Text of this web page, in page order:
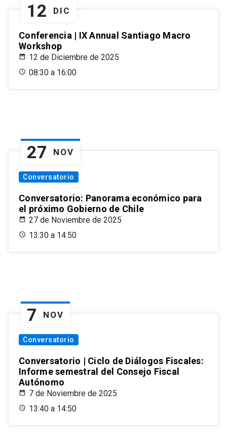
12 DIC
Conferencia | IX Annual Santiago Macro
Workshop
12 de Diciembre de 2025
08:30 a 16:00
27 NOV
Conversatorio
Conversatorio: Panorama económico para
el próximo Gobierno de Chile
27 de Noviembre de 2025
13:30 a 14:50
7 NOV
Conversatorio
Conversatorio | Ciclo de Diálogos Fiscales:
Informe semestral del Consejo Fiscal
Autónomo
7 de Noviembre de 2025
13:40 a 14:50